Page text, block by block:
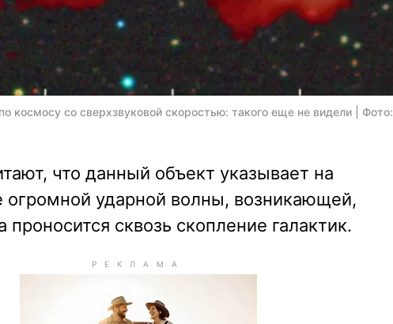
космосу со сверхзвуковой скоростью: такого еще не видели | Фото:
что данный объект указывает на
огромной ударной волны, возникающей,
проносится сквозь скопление галактик.